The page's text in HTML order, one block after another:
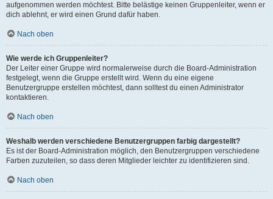
aufgenommen werden möchtest. Bitte belästige keinen Gruppenleiter, wenn er
dich ablehnt, er wird einen Grund dafür haben.
Nach oben
Wie werde ich Gruppenleiter?
Der Leiter einer Gruppe wird normalerweise durch die Board-Administration
festgelegt, wenn die Gruppe erstellt wird. Wenn du eine eigene
Benutzergruppe erstellen möchtest, dann solltest du einen Administrator
kontaktieren.
Nach oben
Weshalb werden verschiedene Benutzergruppen farbig dargestellt?
Es ist der Board-Administration möglich, den Benutzergruppen verschiedene
Farben zuzuteilen, so dass deren Mitglieder leichter zu identifizieren sind.
Nach oben